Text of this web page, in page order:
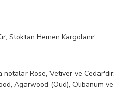
Stoktan Hemen Kargolanır.
Rose, Vetiver ve Cedar'dır;
Agarwood (Oud), Olibanum ve